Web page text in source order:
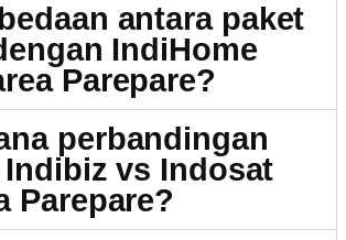
antara paket
IndiHome
Parepare?
perbandingan
Indibiz vs Indosat
Parepare?